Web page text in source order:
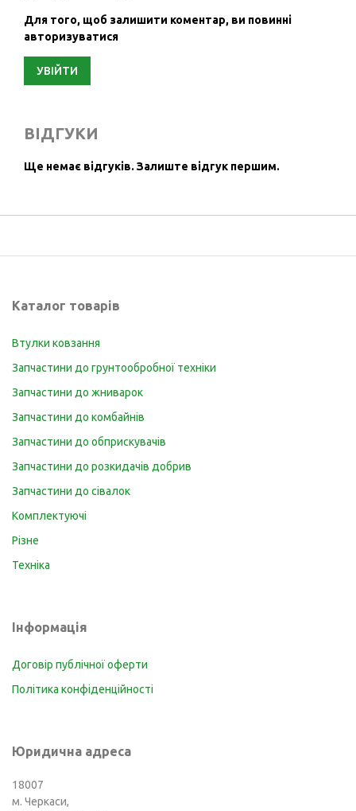
Для того, щоб залишити коментар, ви повинні
авторизуватися
УВІЙТИ
ВІДГУКИ
Ще немає відгуків. Залиште відгук першим.
Каталог товарів
Втулки ковзання
Запчастини до грунтообробної техніки
Запчастини до жниварок
Запчастини до комбайнів
Запчастини до обприскувачів
Запчастини до розкидачів добрив
Запчастини до сівалок
Комплектуючі
Різне
Техніка
Інформація
Договір публічної оферти
Політика конфіденційності
Юридична адреса
18007
м. Черкаси,